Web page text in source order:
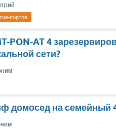
портов
PON-AT 4
сети?
домосед на семейный